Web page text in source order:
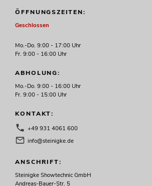
ÖFFNUNGSZEITEN:
Geschlossen
Mo.-Do. 9:00 - 17:00 Uhr
Fr. 9:00 - 16:00 Uhr
ABHOLUNG:
Mo.-Do. 9:00 - 16:00 Uhr
Fr. 9:00 - 15:00 Uhr
KONTAKT:
+49 931 4061 600
info@steinigke.de
ANSCHRIFT:
Steinigke Showtechnic GmbH
Andreas-Bauer-Str. 5